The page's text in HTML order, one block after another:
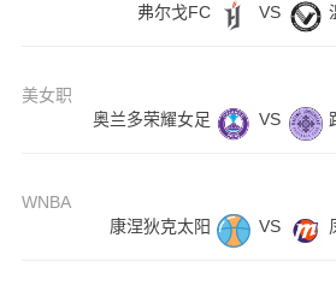
弗尔戈FC
VS
美女职
奥兰多荣耀女足
VS
WNBA
康涅狄克太阳
VS